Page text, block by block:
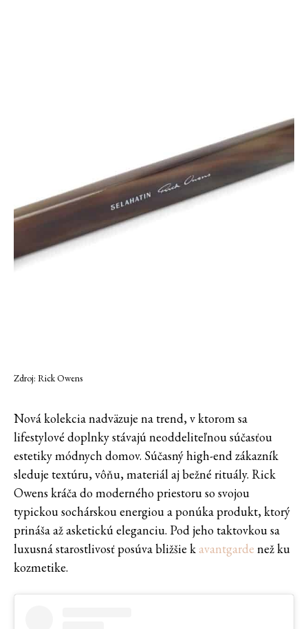
Zdroj: Rick Owens
Nová kolekcia nadväzuje na trend, v ktorom sa
lifestylové doplnky stávajú neoddeliteľnou súčasťou
estetiky módnych domov. Súčasný high-end zákazník
sleduje textúru, vôňu, materiál aj bežné rituály. Rick
Owens kráča do moderného priestoru so svojou
typickou sochárskou energiou a ponúka produkt, ktorý
prináša až asketickú eleganciu. Pod jeho taktovkou sa
luxusná starostlivosť posúva bližšie k avantgarde než ku
kozmetike.